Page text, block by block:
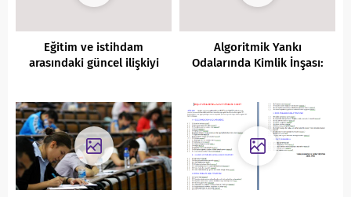
Eğitim ve istihdam
arasındaki güncel ilişkiyi
Algoritmik Yankı
Odalarında Kimlik İnşası:
Dijital Radikalleşme